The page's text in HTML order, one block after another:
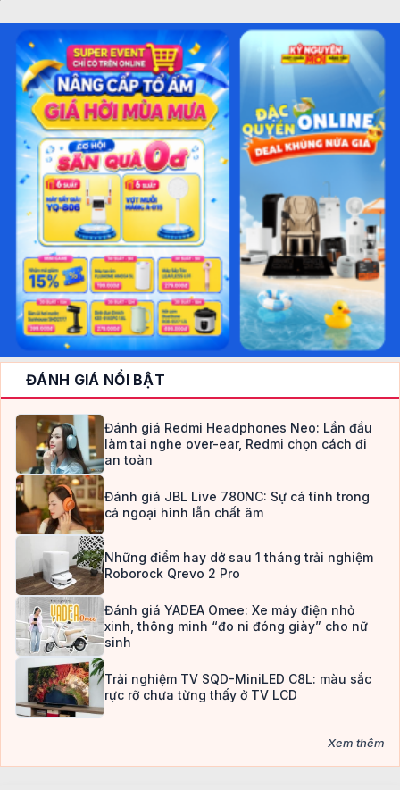
ĐÁNH GIÁ NỔI BẬT
Đánh giá Redmi Headphones Neo: Lần đầu
làm tai nghe over-ear, Redmi chọn cách đi
an toàn
Đánh giá JBL Live 780NC: Sự cá tính trong
cả ngoại hình lẫn chất âm
Những điểm hay dở sau 1 tháng trải nghiệm
Roborock Qrevo 2 Pro
Đánh giá YADEA Omee: Xe máy điện nhỏ
xinh, thông minh “đo ni đóng giày” cho nữ
sinh
Trải nghiệm TV SQD-MiniLED C8L: màu sắc
rực rỡ chưa từng thấy ở TV LCD
Xem thêm